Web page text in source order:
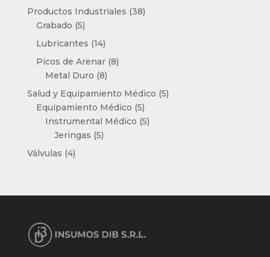
Productos Industriales 3838
Grabado 55
productos
Lubricantes 1414
productos
Picos de Arenar 88
Metal Duro 88
productos
Salud y Equipamiento Médico 55
Equipamiento Médico 55
productos
Instrumental Médico 55
Jeringas 55
Válvulas 44